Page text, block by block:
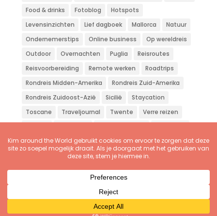
Food & drinks
Fotoblog
Hotspots
Levensinzichten
Lief dagboek Mallorca
Natuur
Ondernemerstips
Online business
Op wereldreis
Outdoor
Overnachten Puglia
Reisroutes
Reisvoorbereiding
Remote werken
Roadtrips
Rondreis Midden-Amerika
Rondreis Zuid-Amerika
Rondreis Zuidoost-Azië
Sicilië
Staycation
Toscane
Traveljournal Twente
Verre reizen
Zon zee strand
Zuid-Europa
© 2016-2026Kim Nijmeijer| Kim around the World |
KvK 81120508 | BTW NL003534702B69 |